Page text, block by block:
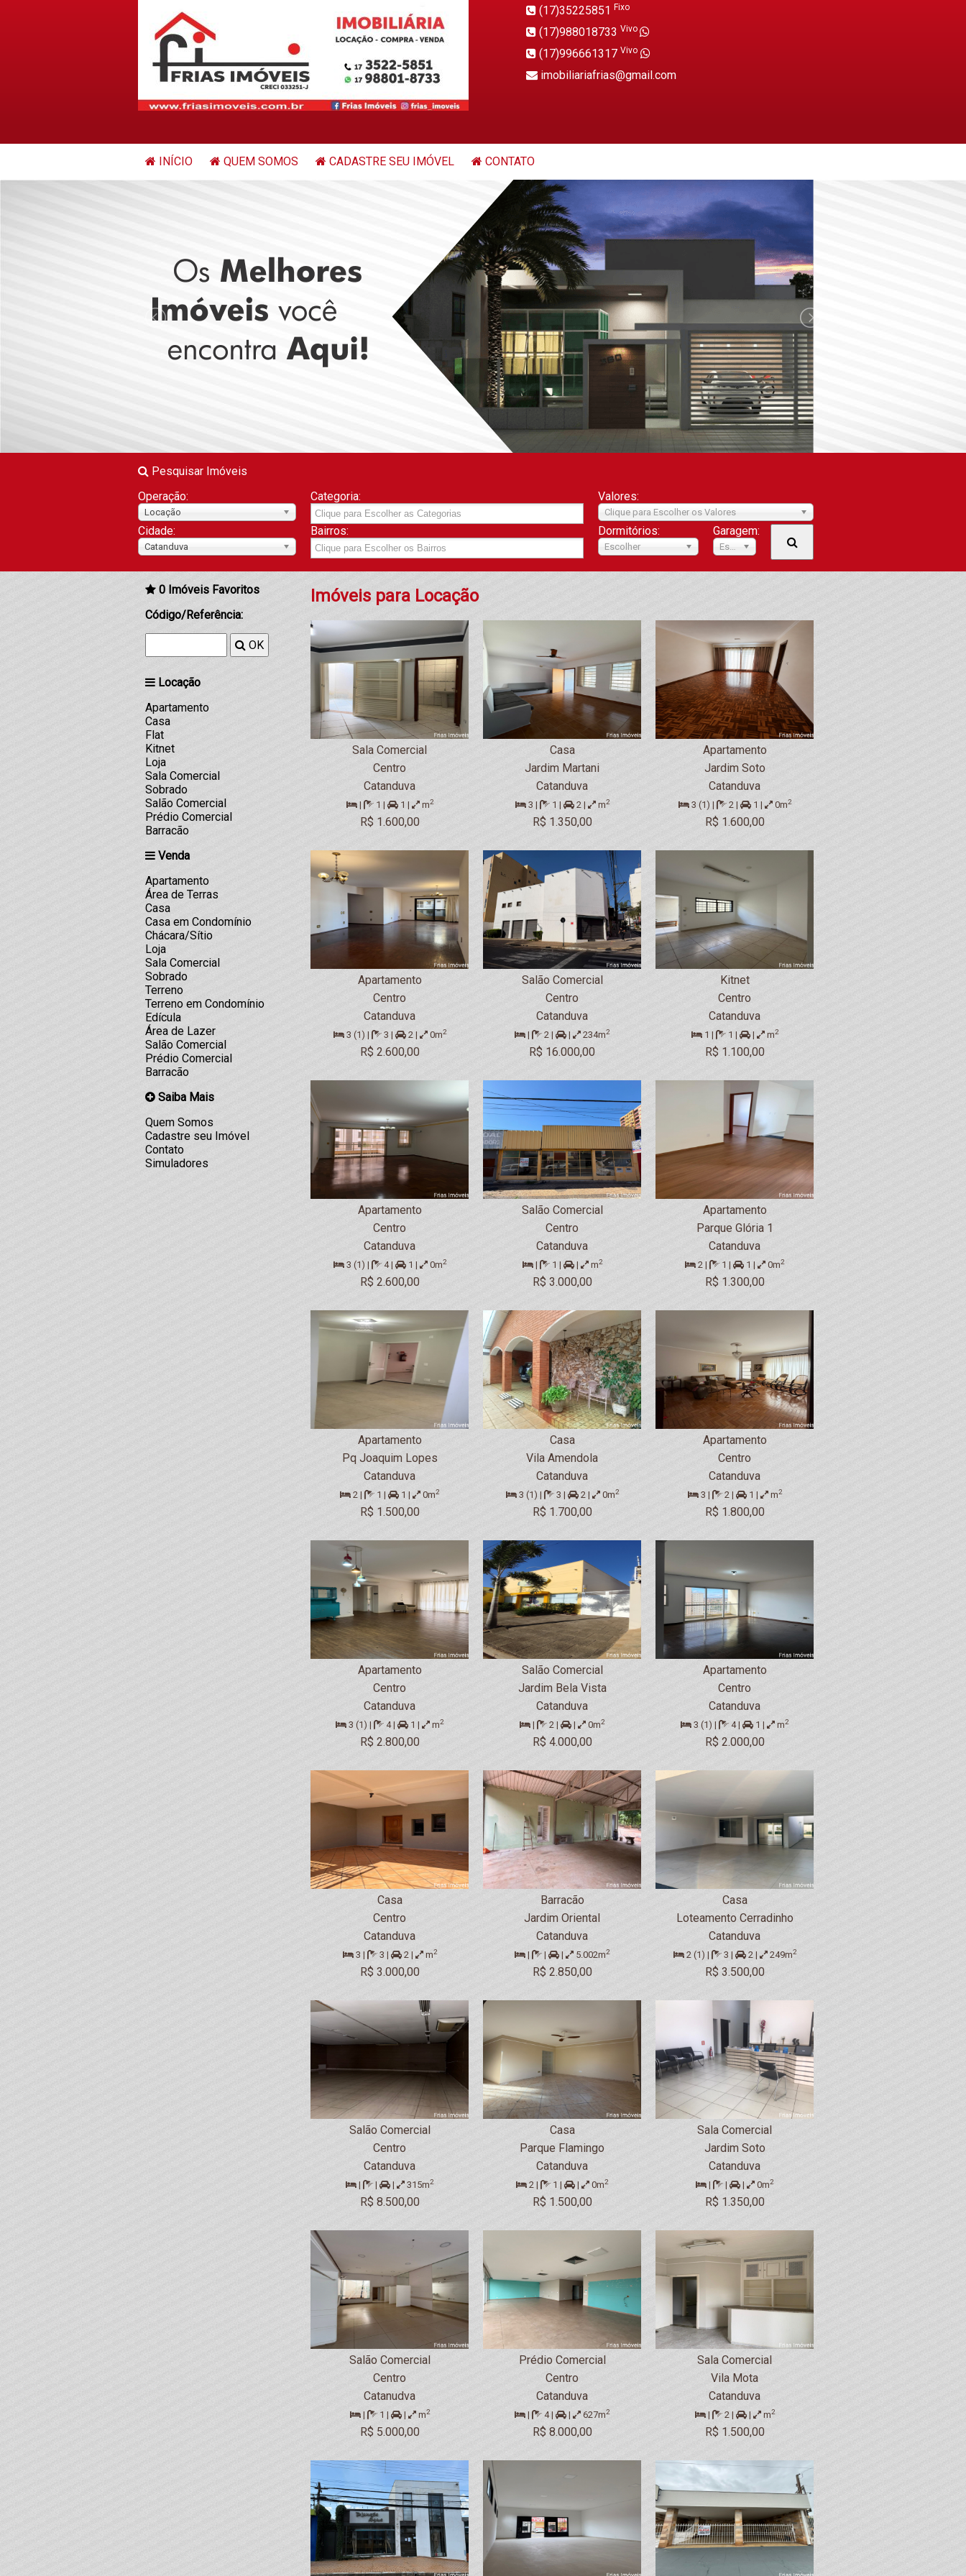
(17)35225851 Fixo
(17)988018733 Vivo
(17)996661317 Vivo
imobiliariafrias@gmail.com
INÍCIO QUEM SOMOS CADASTRE SEU IMÓVEL CONTATO
Pesquisar Imóveis
Operação:
Locação
Categoria: Valores:
Clique para Escolher os Valores
Cidade:
Catanduva
Bairros: Dormitórios:
Escolher
Garagem:
Escolher
0 Imóveis Favoritos
Código/Referência:
OK
Locação
Apartamento
Casa
Flat
Kitnet
Loja
Sala Comercial
Sobrado
Salão Comercial
Prédio Comercial
Barracão
Venda
Apartamento
Área de Terras
Casa
Casa em Condomínio
Chácara/Sítio
Loja
Sala Comercial
Sobrado
Terreno
Terreno em Condomínio
Edícula
Área de Lazer
Salão Comercial
Prédio Comercial
Barracão
Saiba Mais
Quem Somos
Cadastre seu Imóvel
Contato
Simuladores
Imóveis para Locação
Sala Comercial
Centro
Catanduva
| 1 | 1 | m2
R$ 1.600,00
Casa
Jardim Martani
Catanduva
3 | 1 | 2 | m2
R$ 1.350,00
Apartamento
Jardim Soto
Catanduva
3 (1) | 2 | 1 | 0m2
R$ 1.600,00
Apartamento
Centro
Catanduva
3 (1) | 3 | 2 | 0m2
R$ 2.600,00
Salão Comercial
Centro
Catanduva
| 2 | | 234m2
R$ 16.000,00
Kitnet
Centro
Catanduva
1 | 1 | | m2
R$ 1.100,00
Apartamento
Centro
Catanduva
3 (1) | 4 | 1 | 0m2
R$ 2.600,00
Salão Comercial
Centro
Catanduva
| 1 | | m2
R$ 3.000,00
Apartamento
Parque Glória 1
Catanduva
2 | 1 | 1 | 0m2
R$ 1.300,00
Apartamento
Pq Joaquim Lopes
Catanduva
2 | 1 | 1 | 0m2
R$ 1.500,00
Casa
Vila Amendola
Catanduva
3 (1) | 3 | 2 | 0m2
R$ 1.700,00
Apartamento
Centro
Catanduva
3 | 2 | 1 | m2
R$ 1.800,00
Apartamento
Centro
Catanduva
3 (1) | 4 | 1 | m2
R$ 2.800,00
Salão Comercial
Jardim Bela Vista
Catanduva
| 2 | | 0m2
R$ 4.000,00
Apartamento
Centro
Catanduva
3 (1) | 4 | 1 | m2
R$ 2.000,00
Casa
Centro
Catanduva
3 | 3 | 2 | m2
R$ 3.000,00
Barracão
Jardim Oriental
Catanduva
| | | 5.002m2
R$ 2.850,00
Casa
Loteamento Cerradinho
Catanduva
2 (1) | 3 | 2 | 249m2
R$ 3.500,00
Salão Comercial
Centro
Catanduva
| | | 315m2
R$ 8.500,00
Casa
Parque Flamingo
Catanduva
2 | 1 | | 0m2
R$ 1.500,00
Sala Comercial
Jardim Soto
Catanduva
| | | 0m2
R$ 1.350,00
Salão Comercial
Centro
Catanudva
| 1 | | m2
R$ 5.000,00
Prédio Comercial
Centro
Catanduva
| 4 | | 627m2
R$ 8.000,00
Sala Comercial
Vila Mota
Catanduva
| 2 | | m2
R$ 1.500,00